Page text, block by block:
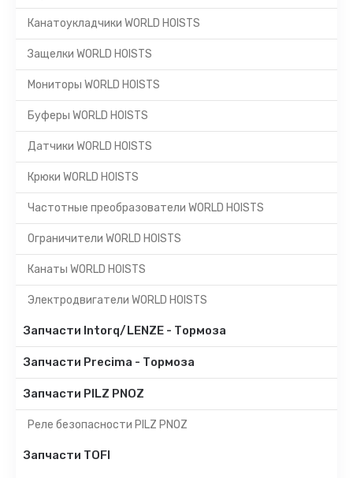
Канатоукладчики WORLD HOISTS
Защелки WORLD HOISTS
Мониторы WORLD HOISTS
Буферы WORLD HOISTS
Датчики WORLD HOISTS
Крюки WORLD HOISTS
Частотные преобразователи WORLD HOISTS
Ограничители WORLD HOISTS
Канаты WORLD HOISTS
Электродвигатели WORLD HOISTS
Запчасти Intorq/LENZE - Тормоза
Запчасти Precima - Тормоза
Запчасти PILZ PNOZ
Реле безопасности PILZ PNOZ
Запчасти TOFI